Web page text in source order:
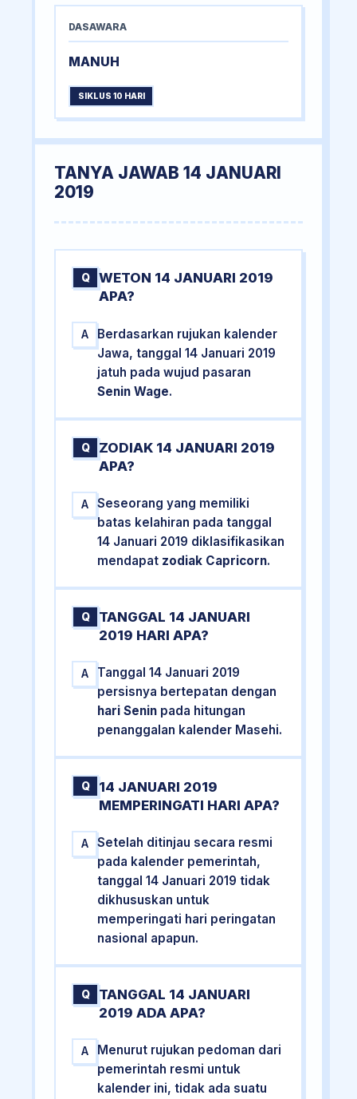
DASAWARA
MANUH
SIKLUS 10 HARI
TANYA JAWAB 14 JANUARI
2019
Q
WETON 14 JANUARI 2019
APA?
A
Berdasarkan rujukan kalender
Jawa, tanggal 14 Januari 2019
jatuh pada wujud pasaran
Senin Wage.
Q
ZODIAK 14 JANUARI 2019
APA?
A
Seseorang yang memiliki
batas kelahiran pada tanggal
14 Januari 2019 diklasifikasikan
mendapat zodiak Capricorn.
Q
TANGGAL 14 JANUARI
2019 HARI APA?
A
Tanggal 14 Januari 2019
persisnya bertepatan dengan
hari Senin pada hitungan
penanggalan kalender Masehi.
Q
14 JANUARI 2019
MEMPERINGATI HARI APA?
A
Setelah ditinjau secara resmi
pada kalender pemerintah,
tanggal 14 Januari 2019 tidak
dikhususkan untuk
memperingati hari peringatan
nasional apapun.
Q
TANGGAL 14 JANUARI
2019 ADA APA?
A
Menurut rujukan pedoman dari
pemerintah resmi untuk
kalender ini, tidak ada suatu